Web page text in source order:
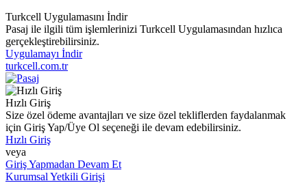
Turkcell Uygulamasını İndir
Pasaj ile ilgili tüm işlemlerinizi Turkcell Uygulamasından hızlıca
gerçekleştirebilirsiniz.
Uygulamayı İndir
turkcell.com.tr
Hızlı Giriş
Size özel ödeme avantajları ve size özel tekliflerden faydalanmak
için Giriş Yap/Üye Ol seçeneği ile devam edebilirsiniz.
Hızlı Giriş
veya
Giriş Yapmadan Devam Et
Kurumsal Yetkili Girişi